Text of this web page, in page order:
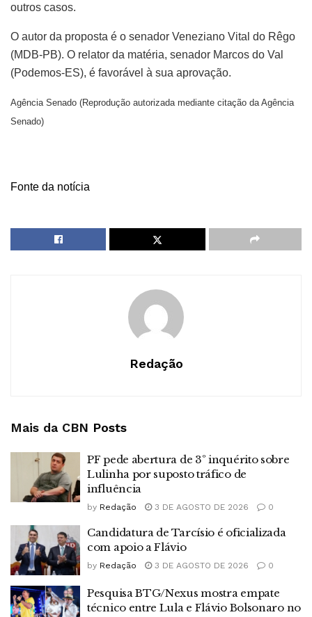
outros casos.
O autor da proposta é o senador Veneziano Vital do Rêgo
(MDB-PB). O relator da matéria, senador Marcos do Val
(Podemos-ES), é favorável à sua aprovação.
Agência Senado (Reprodução autorizada mediante citação da Agência
Senado)
Fonte da notícia
Redação
Mais da CBN Posts
PF pede abertura de 3º inquérito sobre
Lulinha por suposto tráfico de
influência
by Redação 3 DE AGOSTO DE 2026 0
Candidatura de Tarcísio é oficializada
com apoio a Flávio
by Redação 3 DE AGOSTO DE 2026 0
Pesquisa BTG/Nexus mostra empate
técnico entre Lula e Flávio Bolsonaro no